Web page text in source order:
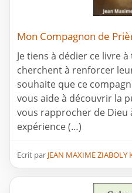
Mon Compagnon de
Je tiens à dédier ce livre
cherchent à renforcer
souhaite que ce
vous aide à découvrir la
vous rapprocher de Dieu
expérience (…)
Ecrit par JEAN MAXIME ZIABOLY